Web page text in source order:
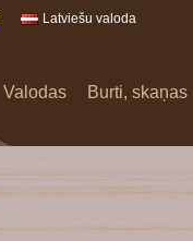
Latviešu valoda
Valodas Burti, skaņas